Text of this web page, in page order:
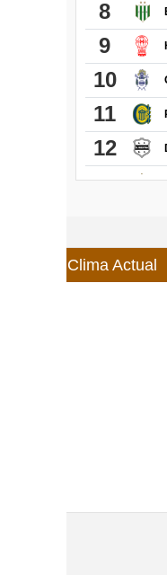
Clima Actual